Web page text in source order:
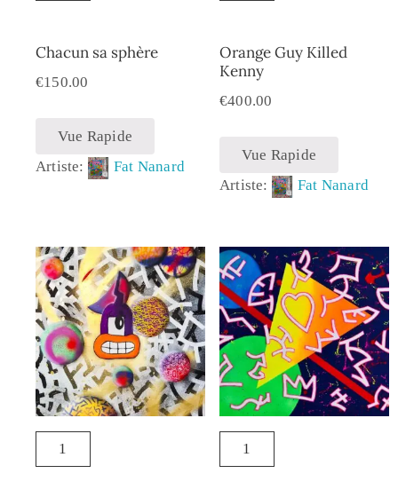
Chacun sa sphère
€150.00
Vue Rapide
Artiste:
Fat Nanard
Orange Guy Killed
Kenny
€400.00
Vue Rapide
Artiste:
Fat Nanard